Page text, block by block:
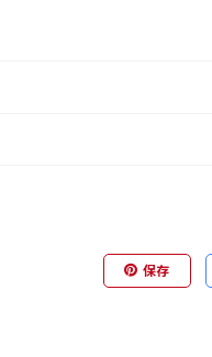
保存